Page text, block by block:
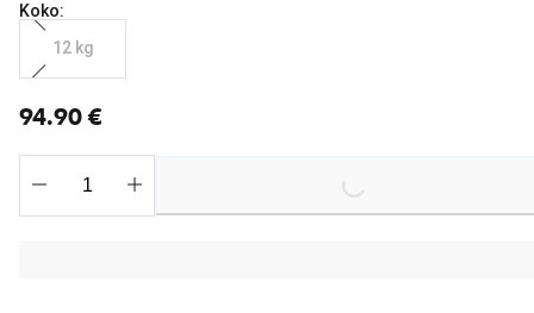
Koko:
12 kg
94.90 €